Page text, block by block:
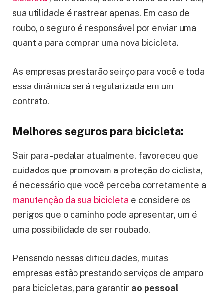
sua utilidade é rastrear apenas. Em caso de
roubo, o seguro é responsável por enviar uma
quantia para comprar uma nova bicicleta.
As empresas prestarão seirço para você e toda
essa dinâmica será regularizada em um
contrato.
Melhores seguros para bicicleta:
Sair para -pedalar atualmente, favoreceu que
cuidados que promovam a proteção do ciclista,
é necessário que você perceba corretamente a
manutenção da sua bicicleta e considere os
perigos que o caminho pode apresentar, um é
uma possibilidade de ser roubado.
Pensando nessas dificuldades, muitas
empresas estão prestando serviços de amparo
para bicicletas, para garantir ao pessoal